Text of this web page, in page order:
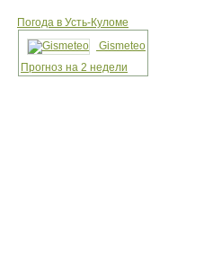
Погода в Усть-Куломе
Gismeteo
Прогноз на 2 недели